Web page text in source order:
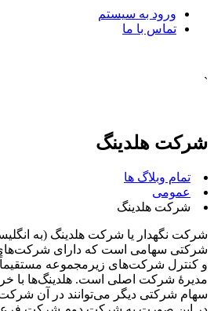
ورود به سیستم
تماس با ما
`
شرکت هلدینگ
تمام وبلاگ ها
عمومی
شرکت هلدینگ
شرکتی سهامی است که دارای
و کنترل شرکت‌های زیرمجموعه مستقیماً
مدیرهٔ شرکت اصلی است. هلدینگ‌ها با
سهام شرکتی دیگر می‌توانند در آن